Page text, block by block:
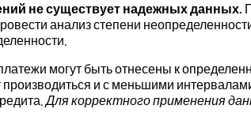
не существует надежных данных.
анализ степени
могут быть отнесены к
и с меньшими
Для корректного применения